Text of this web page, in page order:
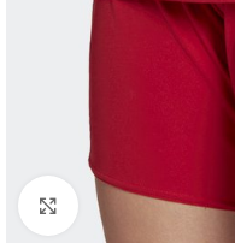
Click to enlarge